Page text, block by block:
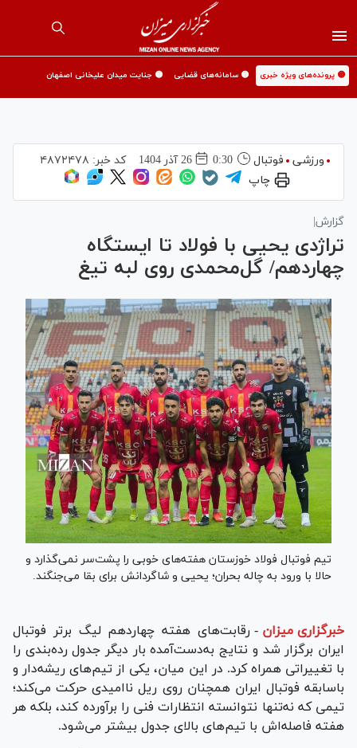
🟡 پرونده‌های ویژه خبری 🟡 سامانه‌های قضایی 🟡 جنایت میدان علیخانی اصفهان
ورزشی فوتبال 0:30 26 آذر 1404 کد خبر: ۴۸۷۲۴۷۸
چاپ
گزارش|
تراژدی یحیی با فولاد تا ایستگاه
چهاردهم/ گل‌محمدی روی لبه تیغ
تیم فوتبال فولاد خوزستان هفته‌های خوبی را پشت‌سر نمی‌گذارد و
حالا با ورود به چاله بحران؛ یحیی و شاگردانش برای بقا می‌جنگند.
خبرگزاری میزان - رقابت‌های هفته چهاردهم لیگ برتر فوتبال
ایران برگزار شد و نتایج به‌دست‌آمده بار دیگر جدول رده‌بندی را
با تغییراتی همراه کرد. در این میان، یکی از تیم‌های ریشه‌دار و
باسابقه فوتبال ایران همچنان روی ریل ناامیدی حرکت می‌کند؛
تیمی که نه‌تنها نتوانسته انتظارات فنی را برآورده کند، بلکه هر
هفته فاصله‌اش با تیم‌های بالای جدول بیشتر می‌شود.